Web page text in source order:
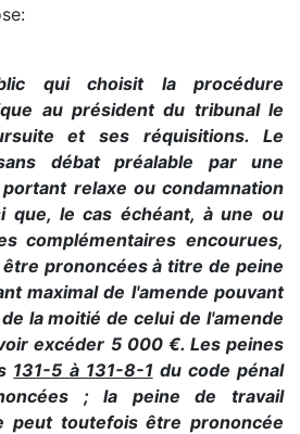
qui choisit la procédure
au président du tribunal le
et ses réquisitions. Le
débat préalable par une
relaxe ou condamnation
que, le cas échéant, à une ou
complémentaires encourues,
prononcées à titre de peine
maximal de l'amende pouvant
la moitié de celui de l'amende
excéder 5 000 €. Les peines
131-5 à 131-8-1 du code pénal
; la peine de travail
peut toutefois être prononcée